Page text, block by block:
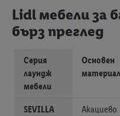
Lidl мебели за
бърз преглед
Серия
лаундж
мебели
Основен
материал
SEVILLA
Акациево